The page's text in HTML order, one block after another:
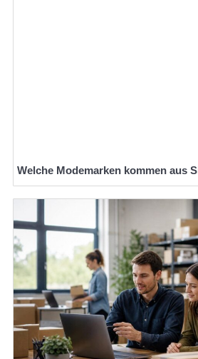
Welche Modemarken kommen aus